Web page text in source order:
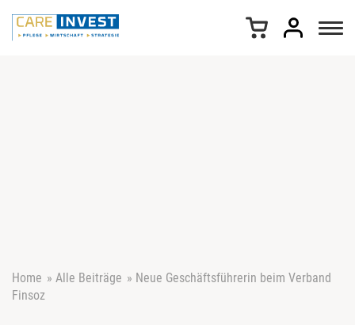
Home » Alle Beiträge » Neue Geschäftsführerin beim Verband
Finsoz